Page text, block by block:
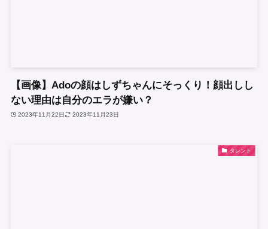
【画像】Adoの顔はしずちゃんにそっくり！顔出しし
ない理由は自分のエラが嫌い？
2023年11月22日 2023年11月23日
タレント